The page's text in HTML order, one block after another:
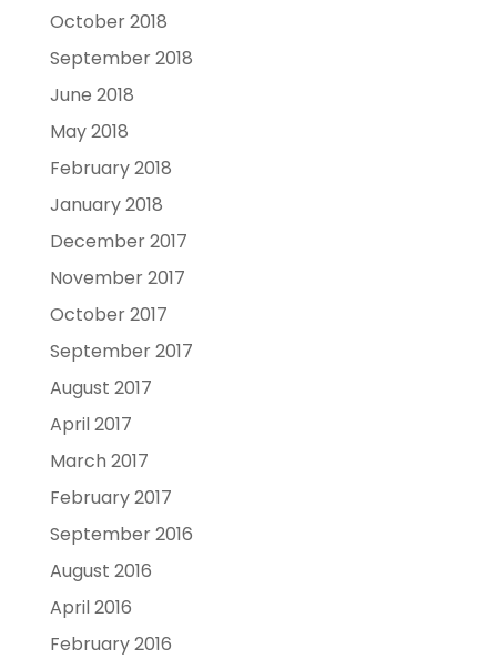
October 2018
September 2018
June 2018
May 2018
February 2018
January 2018
December 2017
November 2017
October 2017
September 2017
August 2017
April 2017
March 2017
February 2017
September 2016
August 2016
April 2016
February 2016